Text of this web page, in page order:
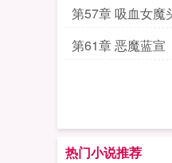
第57章 吸血女魔
第61章 恶魔蓝宣
热门小说推荐